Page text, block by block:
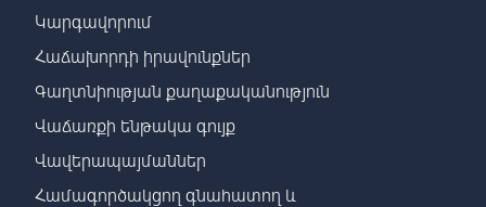
Կարգավորում
Հաճախորդի իրավունքներ
Գաղտնիության քաղաքականություն
Վաճառքի ենթակա գույք
Վավերապայմաններ
Համագործակցող գնահատող և